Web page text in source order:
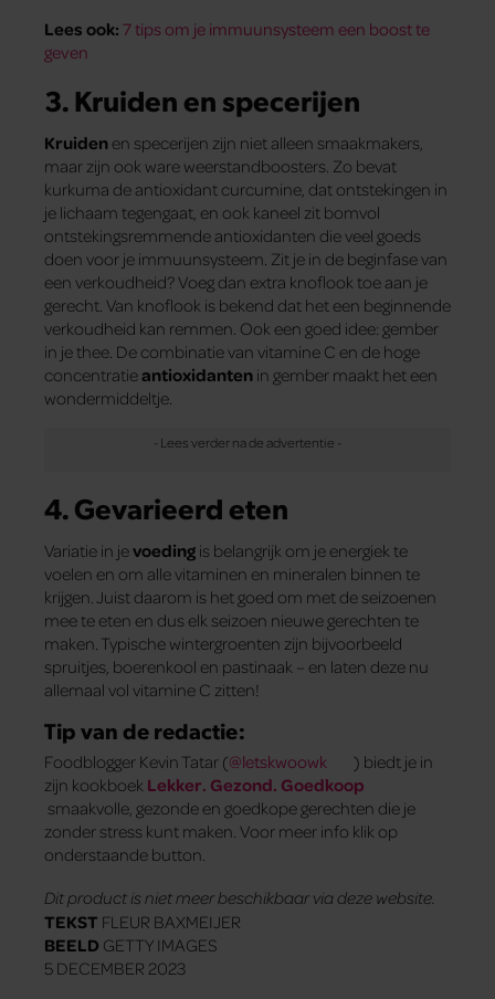
Lees ook: 7 tips om je immuunsysteem een boost te
geven
3. Kruiden en specerijen
Kruiden en specerijen zijn niet alleen smaakmakers,
maar zijn ook ware weerstandboosters. Zo bevat
kurkuma de antioxidant curcumine, dat ontstekingen in
je lichaam tegengaat, en ook kaneel zit bomvol
ontstekingsremmende antioxidanten die veel goeds
doen voor je immuunsysteem. Zit je in de beginfase van
een verkoudheid? Voeg dan extra knoflook toe aan je
gerecht. Van knoflook is bekend dat het een beginnende
verkoudheid kan remmen. Ook een goed idee: gember
in je thee. De combinatie van vitamine C en de hoge
concentratieantioxidanten in gember maakt het een
wondermiddeltje.
4. Gevarieerd eten
Variatie in jevoeding is belangrijk om je energiek te
voelen en om alle vitaminen en mineralen binnen te
krijgen. Juist daarom is het goed om met de seizoenen
mee te eten en dus elk seizoen nieuwe gerechten te
maken. Typische wintergroenten zijn bijvoorbeeld
spruitjes, boerenkool en pastinaak – en laten deze nu
allemaal vol vitamine C zitten!
Tip van de redactie:
Foodblogger Kevin Tatar (@letskwoowk
) biedt je in
zijn kookboek Lekker. Gezond. Goedkoop
smaakvolle, gezonde en goedkope gerechten die je
zonder stress kunt maken. Voor meer info klik op
onderstaande button.
Dit product is niet meer beschikbaar via deze website.
TEKST FLEUR BAXMEIJER
BEELD GETTY IMAGES
5 DECEMBER 2023